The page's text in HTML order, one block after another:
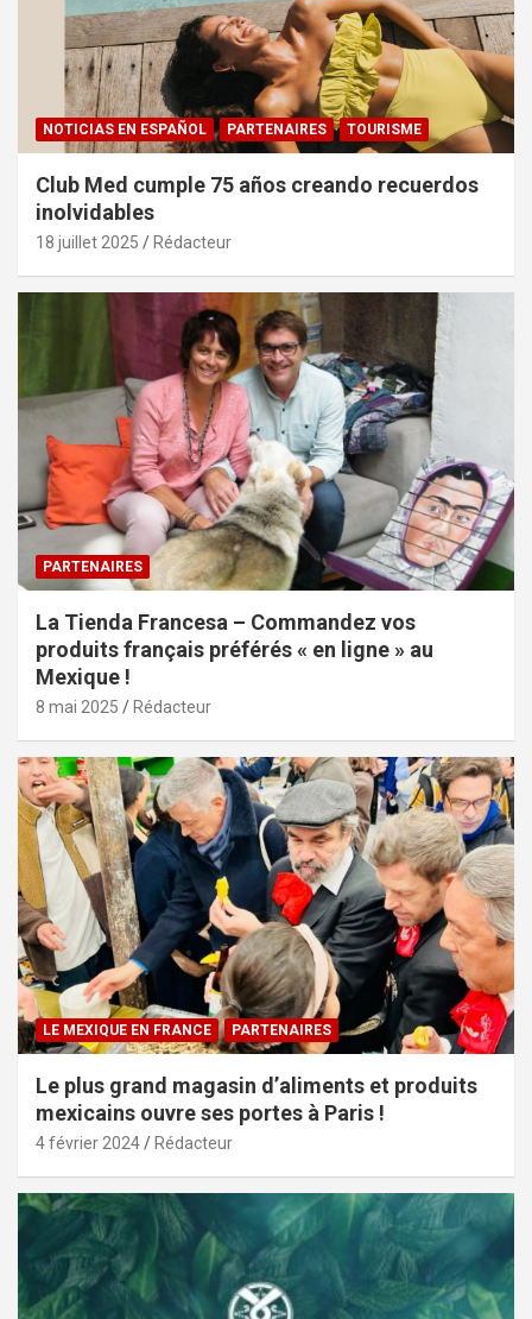
NOTICIAS EN ESPAÑOL PARTENAIRES TOURISME
Club Med cumple 75 años creando recuerdos
inolvidables
18 juillet 2025 Rédacteur
PARTENAIRES
La Tienda Francesa – Commandez vos
produits français préférés « en ligne » au
Mexique !
8 mai 2025 Rédacteur
LE MEXIQUE EN FRANCE PARTENAIRES
Le plus grand magasin d’aliments et produits
mexicains ouvre ses portes à Paris !
4 février 2024 Rédacteur